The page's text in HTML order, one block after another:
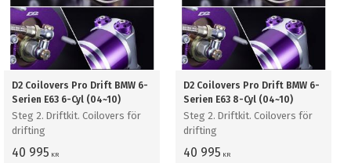
D2 Coilovers Pro Drift BMW 6-
Serien E63 6-Cyl (04~10)
Steg 2. Driftkit. Coilovers för
drifting
40 995 KR
D2 Coilovers Pro Drift BMW 6-
Serien E63 8-Cyl (04~10)
Steg 2. Driftkit. Coilovers för
drifting
40 995 KR